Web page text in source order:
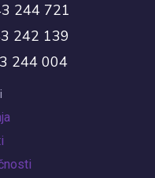
244 721
242 139
244 004